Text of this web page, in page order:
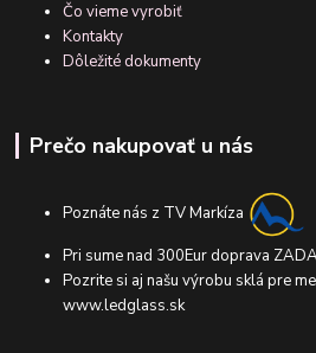
Čo vieme vyrobiť
Kontakty
Dôležité dokumenty
Prečo nakupovať u nás
Poznáte nás z TV Markíza
Pri sume nad 300Eur doprava
Pozrite si aj našu výrobu sklá pre
www.ledglass.sk